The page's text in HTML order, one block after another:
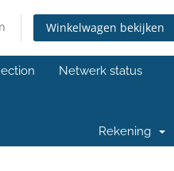
Winkelwagen bekijken
Netwerk status
Rekening